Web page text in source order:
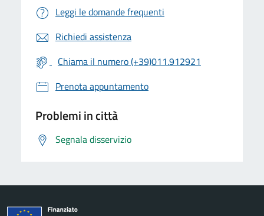
Leggi le domande frequenti
Richiedi assistenza
Chiama il numero (+39)011.912921
Prenota appuntamento
Problemi in città
Segnala disservizio